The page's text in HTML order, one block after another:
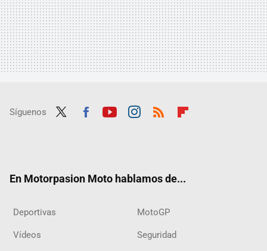
Síguenos
En Motorpasion Moto hablamos de...
Deportivas MotoGP
Vídeos Seguridad